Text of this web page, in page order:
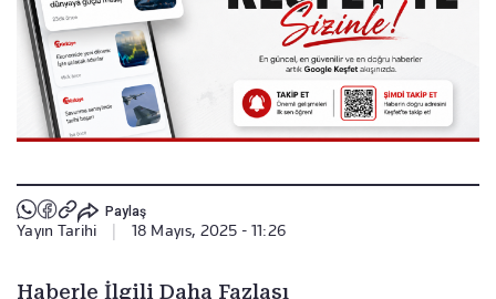
Paylaş
Yayın Tarihi 18 Mayıs, 2025 - 11:26
Haberle İlgili Daha Fazlası